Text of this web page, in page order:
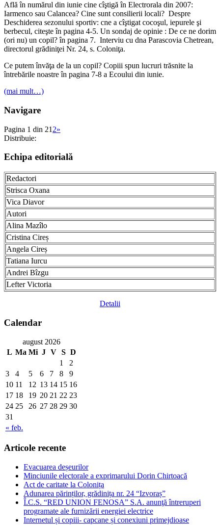
Află în numărul din iunie cine cîştigă în Electrorala din 2007:
Iarmenco sau Calancea? Cine sunt consilierii locali? Despre
Deschiderea sezonului sportiv: cne a cîştigat cocoşul, iepurele şi
berbecul, citeşte în pagina 4-5. Un sondaj de opinie : De ce ne dorim
(ori nu) un copil? în pagina 7. Interviu cu dna Parascovia Chetrean,
directorul grădiniţei Nr. 24, s. Coloniţa.
Ce putem învăţa de la un copil? Copiii spun lucruri trăsnite la
întrebările noastre în pagina 7-8 a Ecoului din iunie.
(mai mult…)
Navigare
Pagina 1 din 21 2»
Distribuie:
Echipa editorială
Redactori
Strisca Oxana
Vica Diavor
Autori
Alina Mazîlo
Cristina Cireș
Angela Cireș
Tatiana Iurcu
Andrei Bîzgu
Lefter Victoria
Detalii
Calendar
august 2026
L Ma Mi J V S D
« feb.
1
2
3
4 5 6 7 8
9
10 11 12 13 14 15 16
17 18 19 20 21 22 23
24 25 26 27 28 29 30
31
Articole recente
Evacuarea deșeurilor
Minciunile electorale a exprimarului Dorin Chirtoacă
Act de caritate la Colonița
Adunarea părinților, grădinița nr. 24 “Izvoraș”
Î.C.S. “RED UNION FENOSA” S.A. anunţă întreruperi
programate ale furnizării energiei electrice
Internetul și copiii- capcane și conexiuni primejdioase